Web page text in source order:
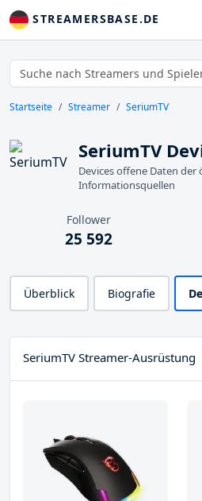
STREAMERSBASE.DE
Startseite Streamer SeriumTV
SeriumTV
Devices offene Daten der
Informationsquellen
Follower
25 592
Überblick Biografie
SeriumTV Streamer-Ausrüstung